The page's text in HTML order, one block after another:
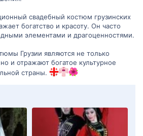
свадебный костюм грузинских
богатство и красоту. Он часто
элементами и драгоценностями.
Грузии являются не только
и отражают богатое культурное
страны.